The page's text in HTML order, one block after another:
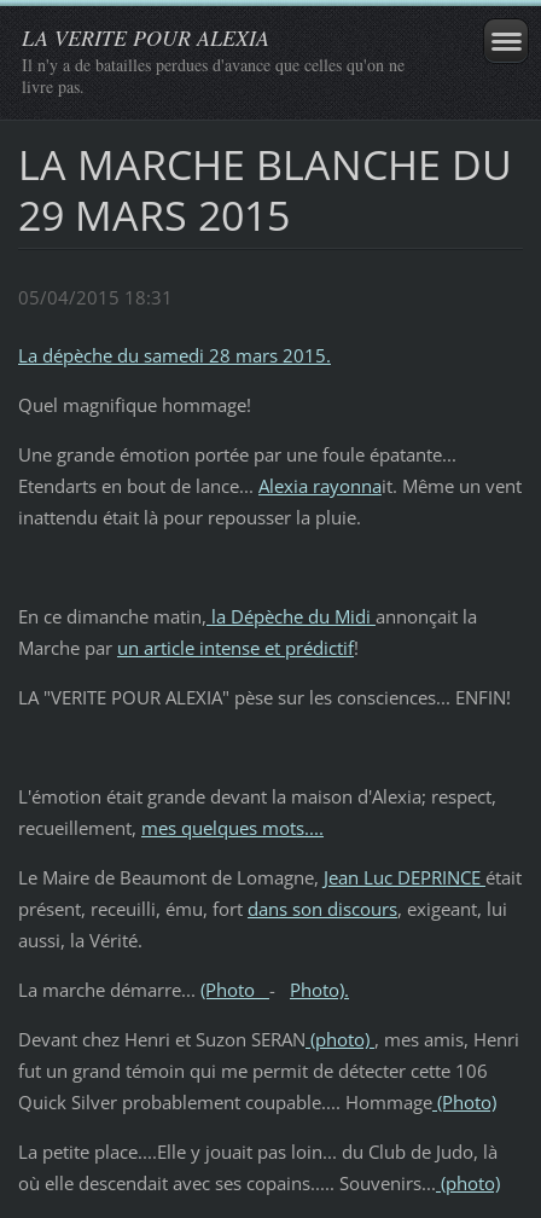
LA VERITE POUR ALEXIA
Il n'y a de batailles perdues d'avance que celles qu'on ne
livre pas.
LA MARCHE BLANCHE DU
29 MARS 2015
05/04/2015 18:31
La dépèche du samedi 28 mars 2015.
Quel magnifique hommage!
Une grande émotion portée par une foule épatante...
Etendarts en bout de lance... Alexia rayonnait. Même un vent
inattendu était là pour repousser la pluie.
En ce dimanche matin, la Dépèche du Midi annonçait la
Marche par un article intense et prédictif!
LA "VERITE POUR ALEXIA" pèse sur les consciences... ENFIN!
L'émotion était grande devant la maison d'Alexia; respect,
recueillement, mes quelques mots....
Le Maire de Beaumont de Lomagne, Jean Luc DEPRINCE était
présent, receuilli, ému, fort dans son discours, exigeant, lui
aussi, la Vérité.
La marche démarre... (Photo - Photo).
Devant chez Henri et Suzon SERAN (photo) , mes amis, Henri
fut un grand témoin qui me permit de détecter cette 106
Quick Silver probablement coupable.... Hommage(Photo)
La petite place....Elle y jouait pas loin... du Club de Judo, là
où elle descendait avec ses copains..... Souvenirs... (photo)